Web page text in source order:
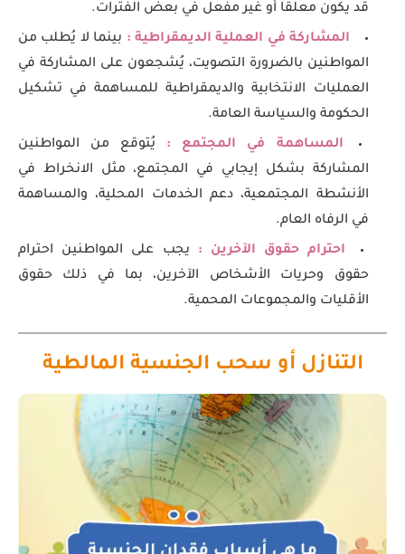
قد يكون معلقًا أو غير مفعل في بعض الفترات.
المشاركة في العملية الديمقراطية : بينما لا يُطلب من
المواطنين بالضرورة التصويت، يُشجعون على المشاركة في
العمليات الانتخابية والديمقراطية للمساهمة في تشكيل
الحكومة والسياسة العامة.
المساهمة في المجتمع :
يُتوقع من المواطنين
المشاركة بشكل إيجابي في المجتمع، مثل الانخراط في
الأنشطة المجتمعية، دعم الخدمات المحلية، والمساهمة
في الرفاه العام.
احترام حقوق الآخرين : يجب على المواطنين احترام
حقوق وحريات الأشخاص الآخرين، بما في ذلك حقوق
الأقليات والمجموعات المحمية.
التنازل أو سحب الجنسية المالطية